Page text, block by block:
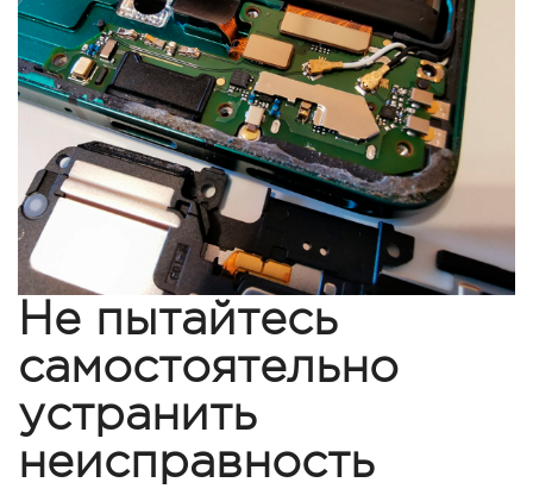
Не пытайтесь
самостоятельно
устранить
неисправность